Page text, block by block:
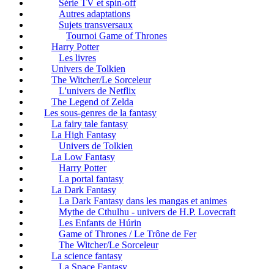
Série TV et spin-off
Autres adaptations
Sujets transversaux
Tournoi Game of Thrones
Harry Potter
Les livres
Univers de Tolkien
The Witcher/Le Sorceleur
L'univers de Netflix
The Legend of Zelda
Les sous-genres de la fantasy
La fairy tale fantasy
La High Fantasy
Univers de Tolkien
La Low Fantasy
Harry Potter
La portal fantasy
La Dark Fantasy
La Dark Fantasy dans les mangas et animes
Mythe de Cthulhu - univers de H.P. Lovecraft
Les Enfants de Húrin
Game of Thrones / Le Trône de Fer
The Witcher/Le Sorceleur
La science fantasy
La Space Fantasy